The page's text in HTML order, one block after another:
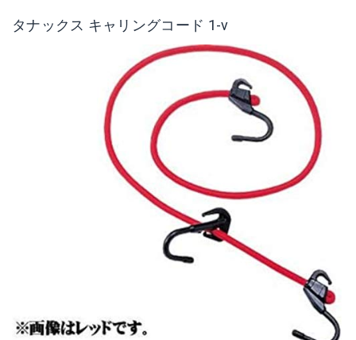
タナックス キャリングコード 1-v